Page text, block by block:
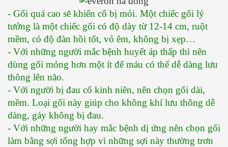
- Gối quá cao sẽ khiến cổ bị mỏi. Một chiếc gối lý
tưởng là một chiếc gối có độ dày từ 12-14 cm, ruột
mềm, có độ đàn hồi tốt, vỏ êm, không bị xẹp…
- Với những người mắc bệnh huyết áp thấp thì nên
dùng gối mỏng hơn một ít để máu có thể dễ dàng lưu
thông lên não.
- Với người bị đau cổ kinh niên, nên chọn gối dài,
mềm. Loại gối này giúp cho không khí lưu thông dễ
dàng, gáy không bị đau.
- Với những người hay mắc bệnh dị ứng nên chọn gối
làm bằng sợi tổng hợp vì những sợi này thường trơn